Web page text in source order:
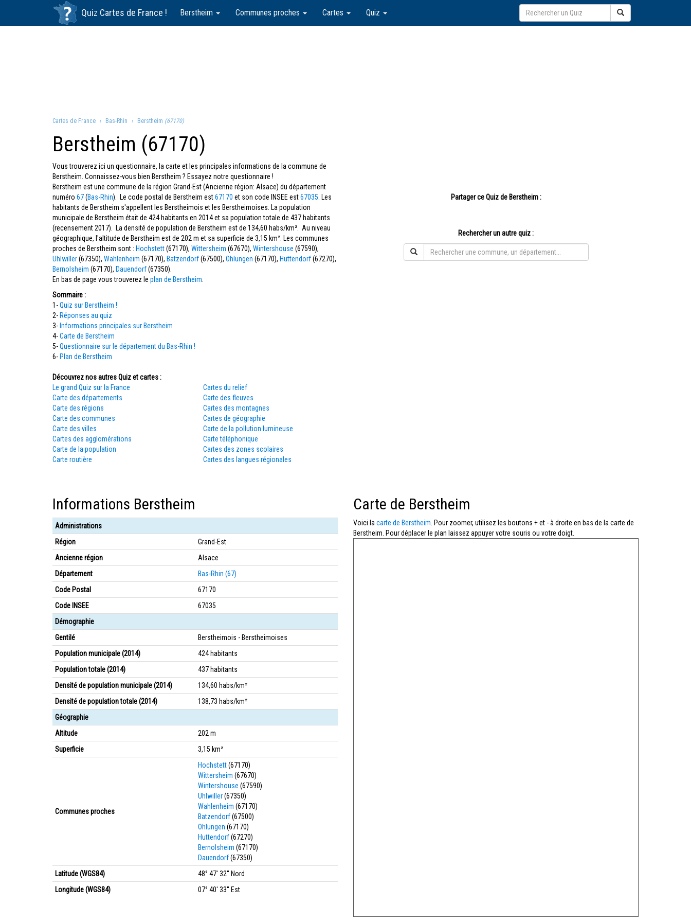
Quiz Cartes de France ! Berstheim Communes proches Cartes Quiz
Cartes de France Bas-Rhin Berstheim (67170)
Berstheim (67170)
Vous trouverez ici un questionnaire, la carte et les principales informations de la commune de
Berstheim. Connaissez-vous bien Berstheim ? Essayez notre questionnaire !
Berstheim est une commune de la région Grand-Est (Ancienne région: Alsace) du département
numéro 67(Bas-Rhin). Le code postal de Berstheim est67170 et son code INSEE est67035 . Les
habitants de Berstheim s'appellent les Berstheimois et les Berstheimoises. La population
municipale de Berstheim était de 424 habitants en 2014 et sa population totale de 437 habitants
(recensement 2017). La densité de population de Berstheim est de 134,60 habs/km². Au niveau
géographique, l'altitude de Berstheim est de 202 m et sa superficie de 3,15 km². Les communes
proches de Berstheim sont : Hochstett(67170), Wittersheim (67670), Wintershouse (67590),
Uhlwiller(67350), Wahlenheim (67170), Batzendorf(67500), Ohlungen (67170), Huttendorf(67270),
Bernolsheim (67170), Dauendorf(67350).
En bas de page vous trouverez le plan de Berstheim
Sommaire :
1-Quiz sur Berstheim !
2- Réponses au quiz
3- Informations principales sur Berstheim
4-Carte de Berstheim
5-Questionnaire sur le département du Bas-Rhin !
6- Plan de Berstheim
Découvrez nos autres Quiz et cartes :
Le grand Quiz sur la France
Carte des départements
Carte des régions
Carte des communes
Carte des villes
Cartes des agglomérations
Carte de la population
Carte routière
Cartes du relief
Carte des fleuves
Cartes des montagnes
Cartes de géographie
Carte de la pollution lumineuse
Carte téléphonique
Cartes des zones scolaires
Cartes des langues régionales
Partager ce Quiz de Berstheim :
Rechercher un autre quiz :
Informations Berstheim
Administrations
Région
Grand-Est
Ancienne région
Alsace
Département
Bas-Rhin (67)
Code Postal
67170
Code INSEE
67035
Démographie
Gentilé
Berstheimois - Berstheimoises
Population municipale (2014)
424 habitants
Population totale (2014)
437 habitants
Densité de population municipale (2014)
134,60 habs/km²
Densité de population totale (2014)
138,73 habs/km²
Géographie
Altitude
202 m
Superficie
3,15 km²
Communes proches
Hochstett(67170)
Wittersheim (67670)
Wintershouse (67590)
Uhlwiller(67350)
Wahlenheim (67170)
Batzendorf(67500)
Ohlungen (67170)
Huttendorf(67270)
Bernolsheim (67170)
Dauendorf(67350)
Latitude (WGS84)
48° 47' 32'' Nord
Longitude (WGS84)
07° 40' 33'' Est
Carte de Berstheim
Voici la carte de Berstheim . Pour zoomer, utilisez les boutons + et - à droite en bas de la carte de
Berstheim. Pour déplacer le plan laissez appuyer votre souris ou votre doigt.